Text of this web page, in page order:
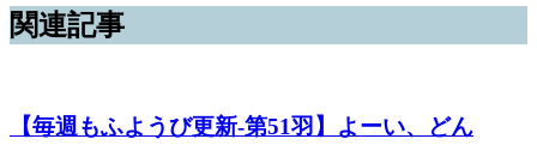
関連記事
【毎週もふようび更新-第51羽】よーい、どん